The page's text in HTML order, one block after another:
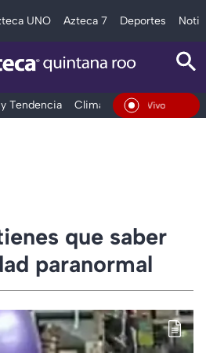
UNO Azteca 7 Deportes
Tendencia Clima Tráfico
En Vivo
que saber
paranormal